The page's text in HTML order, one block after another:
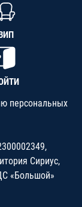
персональных
Сириус,
«Большой»